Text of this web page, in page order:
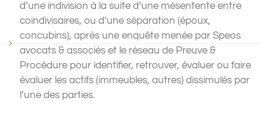
d’une indivision à la suite d’une mésentente entre
coindivisaires, ou d’une séparation (époux,
concubins), après une enquête menée par Speos
avocats & associés et le réseau de Preuve &
Procédure pour identifier, retrouver, évaluer ou faire
évaluer les actifs (immeubles, autres) dissimulés par
l’une des parties.